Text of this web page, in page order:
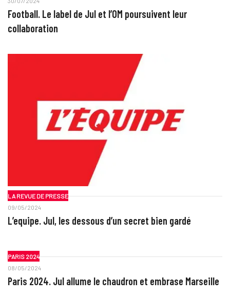
Football. Le label de Jul et l’OM poursuivent leur
collaboration
LA REVUE DE PRESSE
09/05/2024
L’equipe. Jul, les dessous d’un secret bien gardé
PARIS 2024
08/05/2024
Paris 2024. Jul allume le chaudron et embrase Marseille